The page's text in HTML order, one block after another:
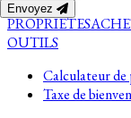
PROPRIETES
OUTILS
Calculateur
Taxe de
Envoyez